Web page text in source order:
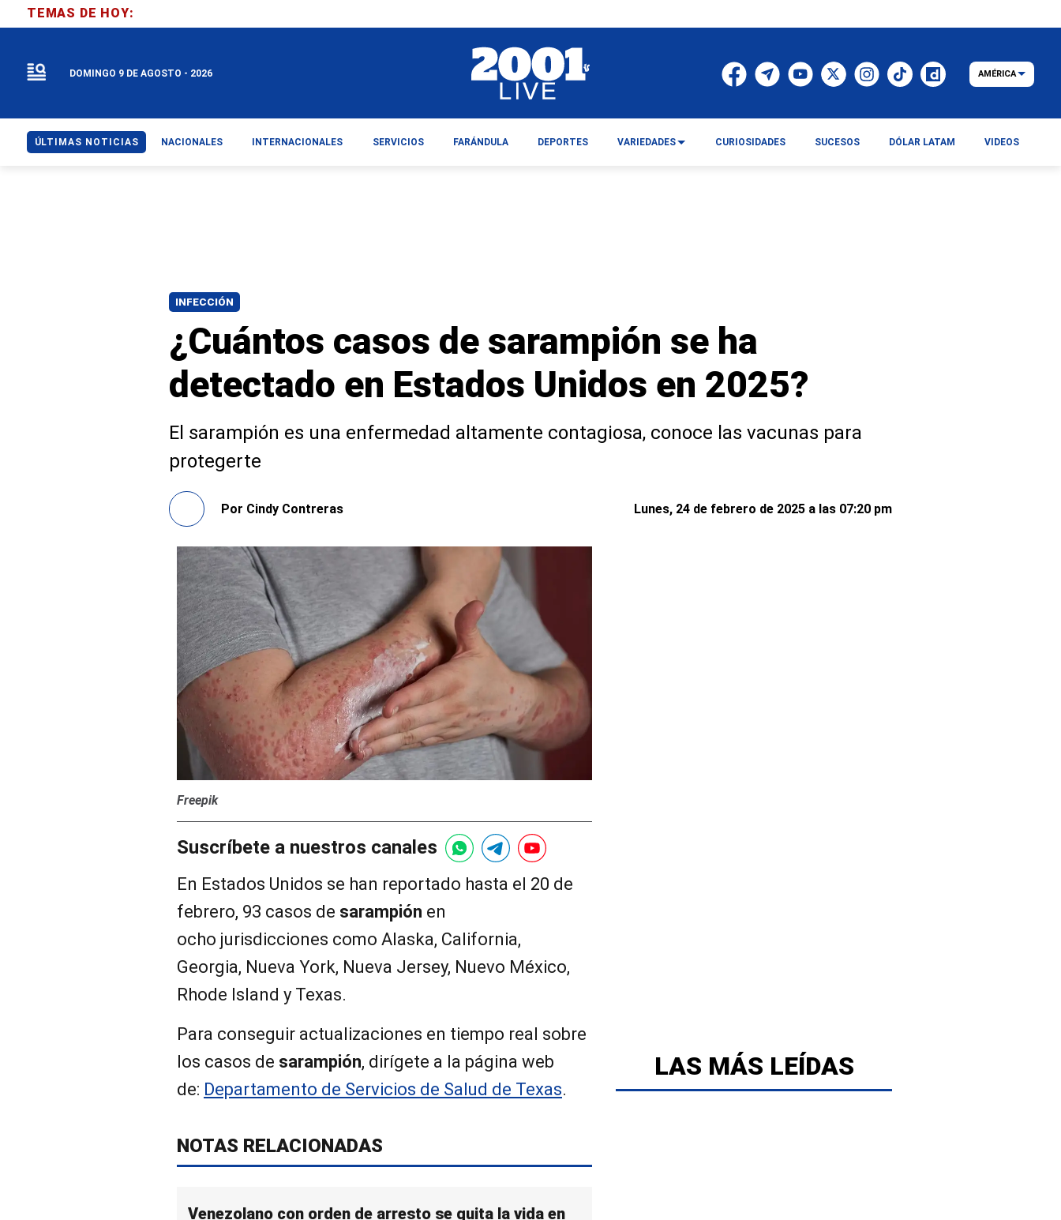
INFECCIÓN
¿Cuántos casos de sarampión se ha
detectado en Estados Unidos en 2025?
El sarampión es una enfermedad altamente contagiosa, conoce las vacunas para
protegerte
Por Cindy Contreras Lunes, 24 de febrero de 2025 a las 07:20 pm
Freepik
Suscríbete a nuestros canales
En Estados Unidos se han reportado hasta el 20 de
febrero, 93 casos de sarampión en
ocho jurisdicciones como Alaska, California,
Georgia, Nueva York, Nueva Jersey, Nuevo México,
Rhode Island y Texas.
Para conseguir actualizaciones en tiempo real sobre
los casos de sarampión, dirígete a la página web
de: Departamento de Servicios de Salud de Texas.
NOTAS RELACIONADAS
Venezolano con orden de arresto se quita la vida en
LAS MÁS LEÍDAS
TEMAS DE HOY:
DOMINGO 9 DE AGOSTO - 2026 AMÉRICA
ÚLTIMAS NOTICIAS NACIONALES INTERNACIONALES SERVICIOS FARÁNDULA DEPORTES VARIEDADES CURIOSIDADES SUCESOS DÓLAR LATAM VIDEOS